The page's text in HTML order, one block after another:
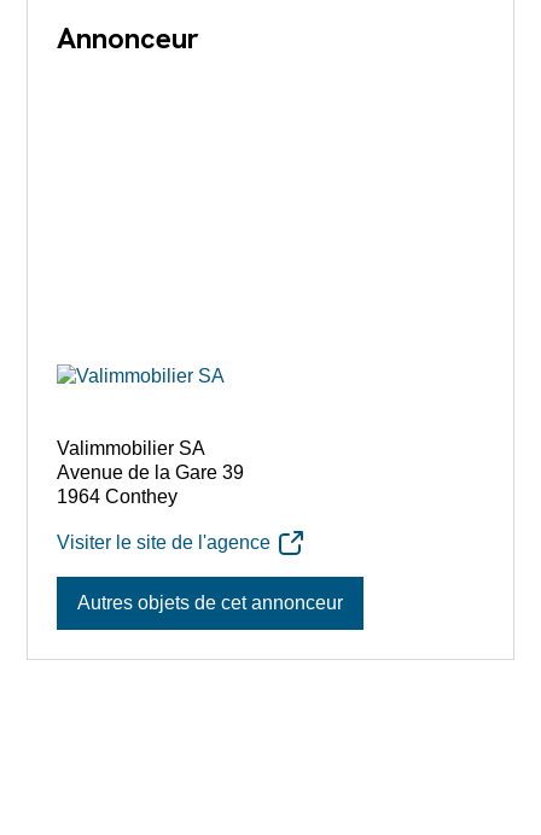
Annonceur
Valimmobilier SA
Avenue de la Gare 39
1964 Conthey
Visiter le site de l'agence
Autres objets de cet annonceur